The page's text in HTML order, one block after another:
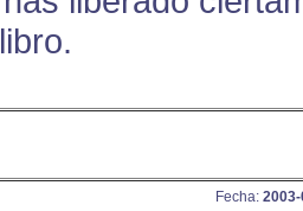
Fecha: